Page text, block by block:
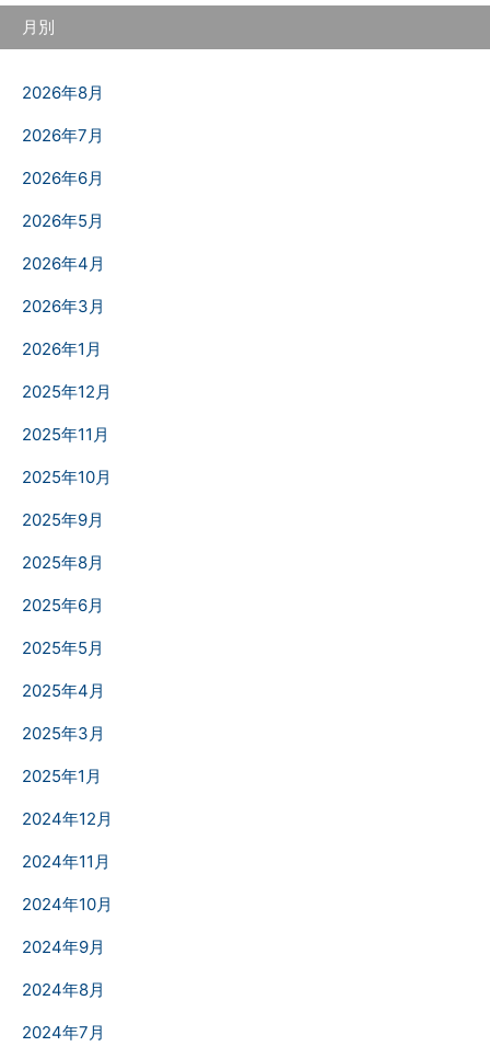
月別
2026年8月
2026年7月
2026年6月
2026年5月
2026年4月
2026年3月
2026年1月
2025年12月
2025年11月
2025年10月
2025年9月
2025年8月
2025年6月
2025年5月
2025年4月
2025年3月
2025年1月
2024年12月
2024年11月
2024年10月
2024年9月
2024年8月
2024年7月